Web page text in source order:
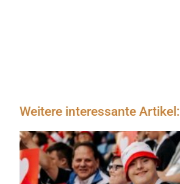
Weitere interessante Artikel: